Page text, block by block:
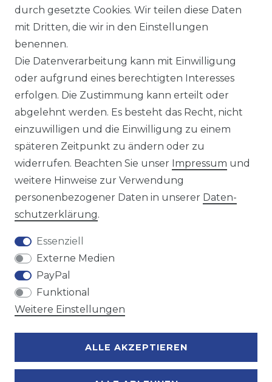
KONTAKT
Sie sind Wiederverkäufer?
Sie erreichen uns unter :
https://avancarte.de/
oder telefonisch unter: 0421 - 434430
Wir versenden mit
Zahlungsmöglichkeiten
durch gesetzte Cookies. Wir teilen diese Daten
mit Dritten, die wir in den Einstellungen
benennen.
Die Datenverarbeitung kann mit Einwilligung
oder aufgrund eines berechtigten Interesses
erfolgen. Die Zustimmung kann erteilt oder
abgelehnt werden. Es besteht das Recht, nicht
einzuwilligen und die Einwilligung zu einem
späteren Zeitpunkt zu ändern oder zu
widerrufen. Beachten Sie unser Impressum und
weitere Hinweise zur Verwendung
personenbezogener Daten in unserer Daten­
schutz­erklärung.
Essenziell
Externe Medien
PayPal
Funktional
Weitere Einstellungen
ALLE AKZEPTIEREN